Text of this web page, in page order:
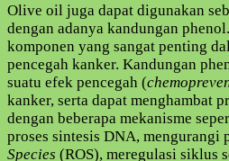
Olive oil juga dapat digunakan
dengan adanya kandungan
komponen yang sangat penting
pencegah kanker. Kandungan
suatu efek pencegah (
kanker, serta dapat menghambat
dengan beberapa mekanisme
proses sintesis DNA, mengurangi
Species (ROS), meregulasi siklus